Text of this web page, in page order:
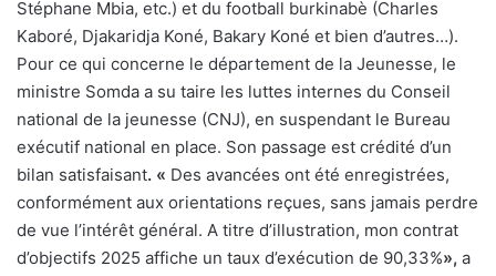
Stéphane Mbia, etc.) et du football burkinabè (Charles
Kaboré, Djakaridja Koné, Bakary Koné et bien d’autres…).
Pour ce qui concerne le département de la Jeunesse, le
ministre Somda a su taire les luttes internes du Conseil
national de la jeunesse (CNJ), en suspendant le Bureau
exécutif national en place. Son passage est crédité d’un
bilan satisfaisant. « Des avancées ont été enregistrées,
conformément aux orientations reçues, sans jamais perdre
de vue l’intérêt général. A titre d’illustration, mon contrat
d’objectifs 2025 affiche un taux d’exécution de 90,33%», a